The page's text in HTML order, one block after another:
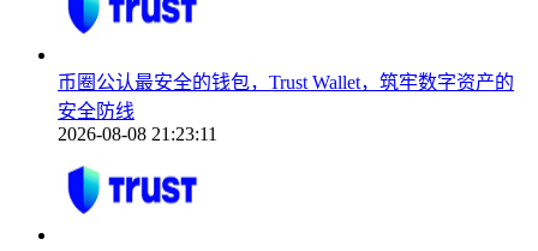
币圈公认最安全的钱包，Trust Wallet，筑牢数字资产的
安全防线
2026-08-08 21:23:11